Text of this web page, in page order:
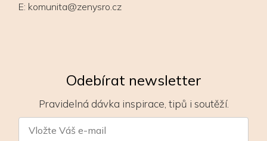
E: komunita@zenysro.cz
Odebírat newsletter
Pravidelná dávka inspirace, tipů i soutěží.